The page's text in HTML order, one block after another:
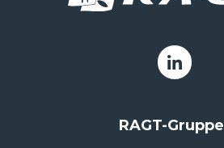
RAGT-Gruppe